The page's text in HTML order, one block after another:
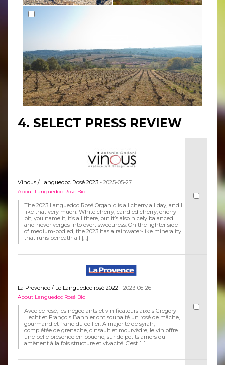
4. SELECT PRESS REVIEW
Vinous / Languedoc Rosé 2023 - 2025-05-27
About Languedoc Rosé Bio
The 2023 Languedoc Rosé Organic is all cherry all day, and I
like that very much. White cherry, candied cherry, cherry
pit, you name it, it’s all there, but it’s also nicely balanced
and never verges into overt sweetness. On the lighter side
of medium-bodied, the 2023 has a rainwater-like minerality
that runs beneath all […]
La Provence / Le Languedoc rosé 2022 - 2023-06-26
About Languedoc Rosé Bio
Avec ce rosé, les négociants et vinificateurs aixois Gregory
Hecht et François Bannier ont souhaité un rosé de mâche,
gourmand et franc du collier. A majorité de syrah,
complétée de grenache, cinsault et mourvèdre, le vin offre
une belle présence en bouche, sur de petits amers qui
amènent à la fois structure et vivacité. C’est […]